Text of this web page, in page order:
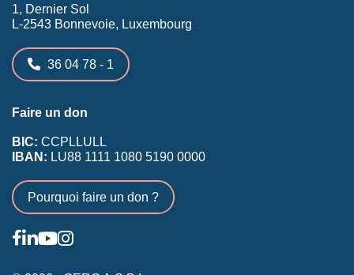
1, Dernier Sol
L-2543 Bonnevoie, Luxembourg
36 04 78 - 1
Faire un don
BIC: CCPLLULL
IBAN: LU88 1111 1080 5190 0000
Pourquoi faire un don ?